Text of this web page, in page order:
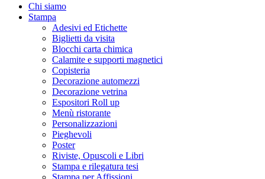
Chi siamo
Stampa
Adesivi ed Etichette
Biglietti da visita
Blocchi carta chimica
Calamite e supporti magnetici
Copisteria
Decorazione automezzi
Decorazione vetrina
Espositori Roll up
Menù ristorante
Personalizzazioni
Pieghevoli
Poster
Riviste, Opuscoli e Libri
Stampa e rilegatura tesi
Stampa per Affissioni